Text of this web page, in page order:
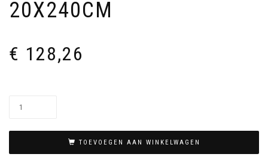
20X240CM
€ 128,26
TOEVOEGEN AAN WINKELWAGEN